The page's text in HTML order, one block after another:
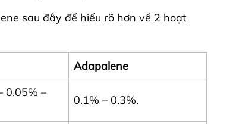
sau đây để hiểu rõ hơn về 2 hoạt
Adapalene
0.05% –
0.1% – 0.3%.